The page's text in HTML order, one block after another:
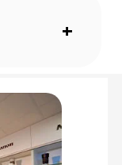
Cleaning Wet
au panier, basé
calculés dans le
+